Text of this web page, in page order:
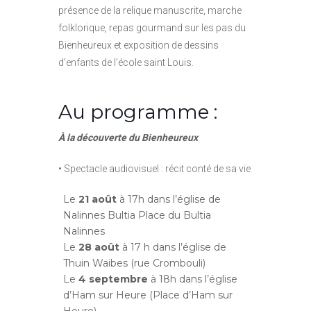
présence de la relique manuscrite, marche
folklorique, repas gourmand sur les pas du
Bienheureux et exposition de dessins
d’enfants de l’école saint Louis.
Au programme :
À la découverte du Bienheureux
• Spectacle audiovisuel : récit conté de sa vie
Le 21 août à 17h dans l’église de
Nalinnes Bultia Place du Bultia
Nalinnes
Le 28 août à 17 h dans l’église de
Thuin Waibes (rue Crombouli)
Le 4 septembre à 18h dans l’église
d’Ham sur Heure (Place d’Ham sur